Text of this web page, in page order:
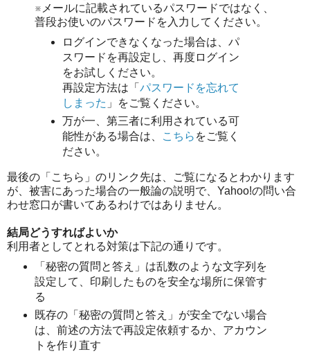
※メールに記載されているパスワードではなく、
普段お使いのパスワードを入力してください。
ログインできなくなった場合は、パ
スワードを再設定し、再度ログイン
をお試しください。
再設定方法は「 パスワードを忘れて
しまった 」をご覧ください。
万が一、第三者に利用されている可
能性がある場合は、
こちら をご覧く
ださい。
最後の「こちら」のリンク先は、ご覧になるとわかります
が、被害にあった場合の一般論の説明で、Yahoo!の問い合
わせ窓口が書いてあるわけではありません。
結局どうすればよいか
利用者としてとれる対策は下記の通りです。
「秘密の質問と答え」は乱数のような文字列を
設定して、印刷したものを安全な場所に保管す
る
既存の「秘密の質問と答え」が安全でない場合
は、前述の方法で再設定依頼するか、アカウン
トを作り直す